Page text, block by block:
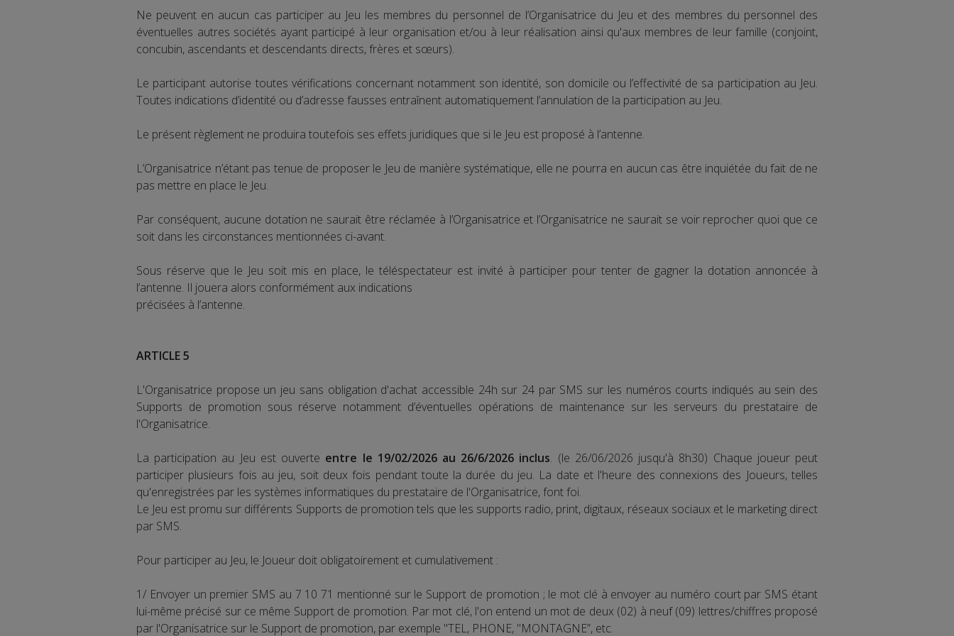
Ne peuvent en aucun cas participer au Jeu les membres du personnel de l’Organisatrice du Jeu et des membres du personnel des
éventuelles autres sociétés ayant participé à leur organisation et/ou à leur réalisation ainsi qu'aux membres de leur famille (conjoint,
concubin, ascendants et descendants directs, frères et sœurs).
Le participant autorise toutes vérifications concernant notamment son identité, son domicile ou l’effectivité de sa participation au Jeu.
Toutes indications d’identité ou d’adresse fausses entraînent automatiquement l’annulation de la participation au Jeu.
Le présent règlement ne produira toutefois ses effets juridiques que si le Jeu est proposé à l’antenne.
L’Organisatrice n’étant pas tenue de proposer le Jeu de manière systématique, elle ne pourra en aucun cas être inquiétée du fait de ne
pas mettre en place le Jeu.
Par conséquent, aucune dotation ne saurait être réclamée à l’Organisatrice et l’Organisatrice ne saurait se voir reprocher quoi que ce
soit dans les circonstances mentionnées ci-avant.
Sous réserve que le Jeu soit mis en place, le téléspectateur est invité à participer pour tenter de gagner la dotation annoncée à
l’antenne. Il jouera alors conformément aux indications
précisées à l’antenne.
ARTICLE 5
L'Organisatrice propose un jeu sans obligation d'achat accessible 24h sur 24 par SMS sur les numéros courts indiqués au sein des
Supports de promotion sous réserve notamment d’éventuelles opérations de maintenance sur les serveurs du prestataire de
l'Organisatrice.
La participation au Jeu est ouverte entre le 19/02/2026 au 26/6/2026 inclus. (le 26/06/2026 jusqu'à 8h30) Chaque joueur peut
participer plusieurs fois au jeu, soit deux fois pendant toute la durée du jeu. La date et l'heure des connexions des Joueurs, telles
qu'enregistrées par les systèmes informatiques du prestataire de l'Organisatrice, font foi.
Le Jeu est promu sur différents Supports de promotion tels que les supports radio, print, digitaux, réseaux sociaux et le marketing direct
par SMS.
Pour participer au Jeu, le Joueur doit obligatoirement et cumulativement :
1/ Envoyer un premier SMS au 7 10 71 mentionné sur le Support de promotion ; le mot clé à envoyer au numéro court par SMS étant
lui-même précisé sur ce même Support de promotion. Par mot clé, l'on entend un mot de deux (02) à neuf (09) lettres/chiffres proposé
par l'Organisatrice sur le Support de promotion, par exemple "TEL, PHONE, "MONTAGNE”, etc.